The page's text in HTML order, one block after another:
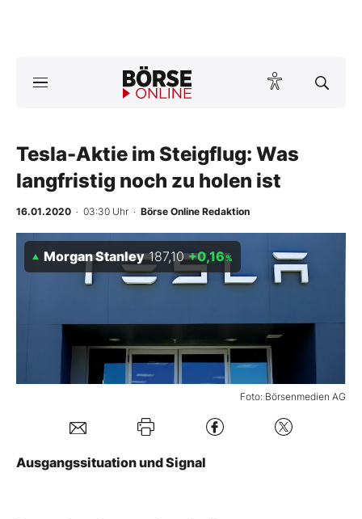
ktuelle Ausgabe BÖRSE ONLINE lesen
News
Anlageprodukte
Finanz-Check
Abo & Shop
Experten
Tesla-Aktie im Steigflug: Was
langfristig noch zu holen ist
16.01.2020 · 03:30 Uhr · Börse Online Redaktion
Foto: Börsenmedien AG
Morgan Stanley 187,10 +0,16 %
Ausgangssituation und Signal